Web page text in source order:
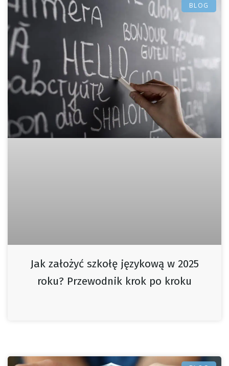
BLOG
Jak założyć szkołę językową w 2025
roku? Przewodnik krok po kroku